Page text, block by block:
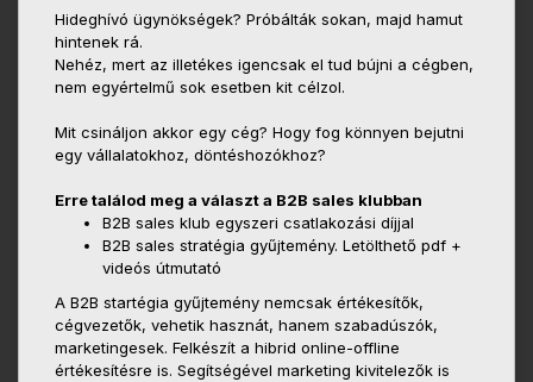
Hideghívó ügynökségek? Próbálták sokan, majd hamut
hintenek rá.
Nehéz, mert az illetékes igencsak el tud bújni a cégben,
nem egyértelmű sok esetben kit célzol.
Mit csináljon akkor egy cég? Hogy fog könnyen bejutni
egy vállalatokhoz, döntéshozókhoz?
Erre találod meg a választ a B2B sales klubban
B2B sales klub egyszeri csatlakozási díjjal
B2B sales stratégia gyűjtemény. Letölthető pdf +
videós útmutató
A B2B startégia gyűjtemény nemcsak értékesítők,
cégvezetők, vehetik hasznát, hanem szabadúszók,
marketingesek. Felkészít a hibrid online-offline
értékesítésre is. Segítségével marketing kivitelezők is